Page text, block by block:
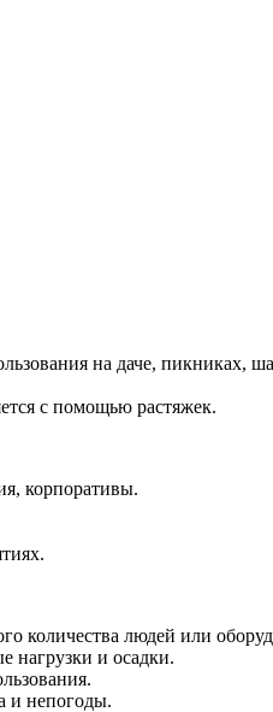
на даче, пикниках,
с помощью растяжек.
корпоративы.
количества людей или
нагрузки и осадки.
и непогоды.